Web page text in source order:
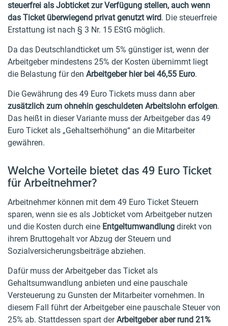
steuerfrei als Jobticket zur Verfügung stellen, auch wenn
das Ticket überwiegend privat genutzt wird. Die steuerfreie
Erstattung ist nach § 3 Nr. 15 EStG möglich.
Da das Deutschlandticket um 5% günstiger ist, wenn der
Arbeitgeber mindestens 25% der Kosten übernimmt liegt
die Belastung für den Arbeitgeber hier bei 46,55 Euro.
Die Gewährung des 49 Euro Tickets muss dann aber
zusätzlich zum ohnehin geschuldeten Arbeitslohn erfolgen.
Das heißt in dieser Variante muss der Arbeitgeber das 49
Euro Ticket als „Gehaltserhöhung“ an die Mitarbeiter
gewähren.
Welche Vorteile bietet das 49 Euro Ticket
für Arbeitnehmer?
Arbeitnehmer können mit dem 49 Euro Ticket Steuern
sparen, wenn sie es als Jobticket vom Arbeitgeber nutzen
und die Kosten durch eine Entgeltumwandlung direkt von
ihrem Bruttogehalt vor Abzug der Steuern und
Sozialversicherungsbeiträge abziehen.
Dafür muss der Arbeitgeber das Ticket als
Gehaltsumwandlung anbieten und eine pauschale
Versteuerung zu Gunsten der Mitarbeiter vornehmen. In
diesem Fall führt der Arbeitgeber eine pauschale Steuer von
25% ab. Stattdessen spart derArbeitgeber aber rund 21%